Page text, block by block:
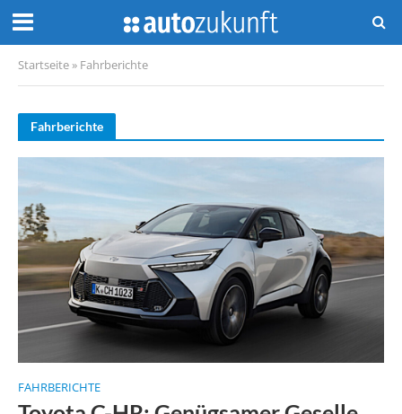
Startseite » Fahrberichte
Fahrberichte
FAHRBERICHTE